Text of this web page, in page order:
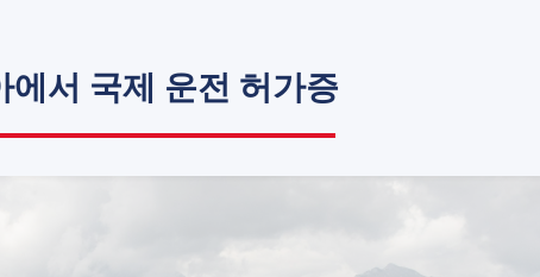
에서 국제 운전 허가증